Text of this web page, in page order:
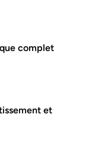
complet
et